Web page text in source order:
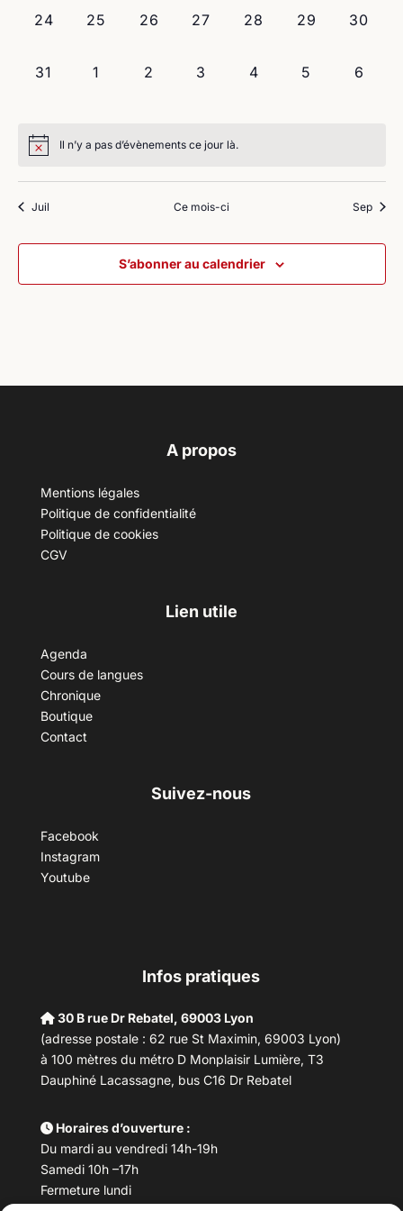
0
24
0
25
0
26
0
27
0
28
0
29
0
30
0
31
0
1
0
2
0
3
0
4
0
5
0
6
Il n’y a pas d’évènements ce jour là.
Juil Ce mois-ci Sep
S’abonner au calendrier
A propos
Mentions légales
Politique de confidentialité
Politique de cookies
CGV
Lien utile
Agenda
Cours de langues
Chronique
Boutique
Contact
Suivez-nous
Facebook
Instagram
Youtube
Infos pratiques
30 B rue Dr Rebatel, 69003 Lyon
(adresse postale : 62 rue St Maximin, 69003 Lyon)
à 100 mètres du métro D Monplaisir Lumière, T3
Dauphiné Lacassagne, bus C16 Dr Rebatel
Horaires d’ouverture :
Du mardi au vendredi 14h-19h
Samedi 10h –17h
Fermeture lundi